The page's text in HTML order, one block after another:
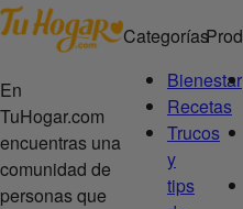
En
TuHogar.com
encuentras una
comunidad de
personas que
Categorías
Bienestar
Recetas
Trucos
y
tips